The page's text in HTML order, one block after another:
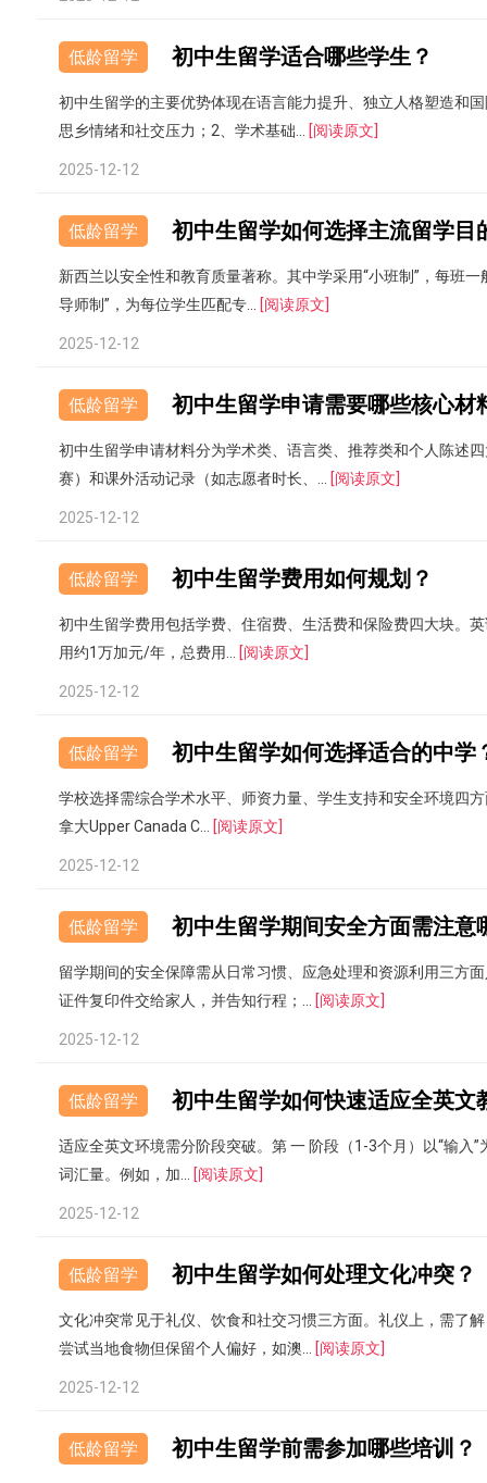
低龄留学 初中生留学适合哪些学生？
初中生留学的主要优势体现在语言能力提升、独立人格塑造和
思乡情绪和社交压力；2、学术基础...
[阅读原文]
2025-12-12
低龄留学 初中生留学如何选择主流留学目
新西兰以安全性和教育质量著称。其中学采用“小班制”，每班
导师制”，为每位学生匹配专...
[阅读原文]
2025-12-12
低龄留学 初中生留学申请需要哪些核心材
初中生留学申请材料分为学术类、语言类、推荐类和个人陈述
赛）和课外活动记录（如志愿者时长、...
[阅读原文]
2025-12-12
低龄留学 初中生留学费用如何规划？
初中生留学费用包括学费、住宿费、生活费和保险费四大块。
用约1万加元/年，总费用...
[阅读原文]
2025-12-12
低龄留学 初中生留学如何选择适合的中学
学校选择需综合学术水平、师资力量、学生支持和安全环境四
拿大Upper Canada C...
[阅读原文]
2025-12-12
低龄留学 初中生留学期间安全方面需注意
留学期间的安全保障需从日常习惯、应急处理和资源利用三方
证件复印件交给家人，并告知行程；...
[阅读原文]
2025-12-12
低龄留学 初中生留学如何快速适应全英文
适应全英文环境需分阶段突破。第 一 阶段（1-3个月）以“输
词汇量。例如，加...
[阅读原文]
2025-12-12
低龄留学 初中生留学如何处理文化冲突？
文化冲突常见于礼仪、饮食和社交习惯三方面。礼仪上，需了
尝试当地食物但保留个人偏好，如澳...
[阅读原文]
2025-12-12
低龄留学 初中生留学前需参加哪些培训？